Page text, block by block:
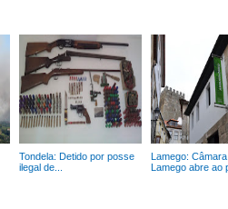
Tondela: Detido por posse
ilegal de...
Lamego:
Lamego abre ao